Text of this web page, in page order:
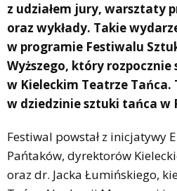
z udziałem jury, warsztaty
oraz wykłady. Takie
w programie Festiwalu
Wyższego, który rozpocznie
w Kieleckim Teatrze
w dziedzinie sztuki tańca w
Festiwal powstał z inicjatywy
Pańtaków, dyrektorów
oraz dr. Jacka Łumińskiego,